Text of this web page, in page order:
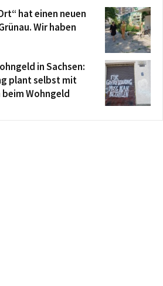
hat einen neuen
Wir haben
in Sachsen:
plant selbst mit
Wohngeld